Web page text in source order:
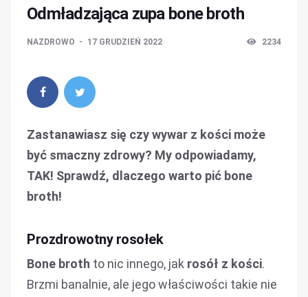
Odmładzająca zupa bone broth
NAZDROWO 17 GRUDZIEŃ 2022 2234
Zastanawiasz się czy wywar z kości może
być smaczny zdrowy? My odpowiadamy,
TAK! Sprawdź, dlaczego warto pić bone
broth!
Prozdrowotny rosołek
Bone broth to nic innego, jak rosół z kości.
Brzmi banalnie, ale jego właściwości takie nie